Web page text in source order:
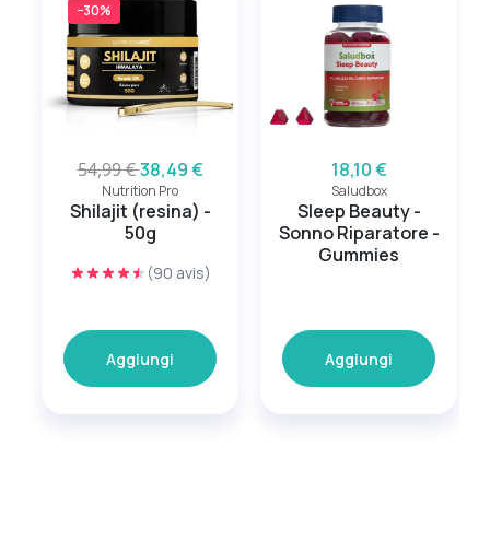
−30%
54,99 €38,49 €
Nutrition Pro
Shilajit (resina) -
50g
(90 avis)
Aggiungi
18,10 €
Saludbox
Sleep Beauty -
Sonno Riparatore -
Gummies
Aggiungi